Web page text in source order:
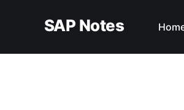
SAP Notes